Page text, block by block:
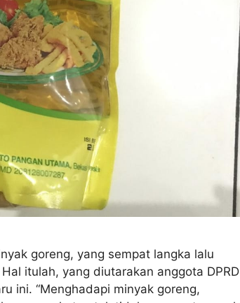
goreng, yang sempat langka lalu
itulah, yang diutarakan anggota DPRD
ini. “Menghadapi minyak goreng,